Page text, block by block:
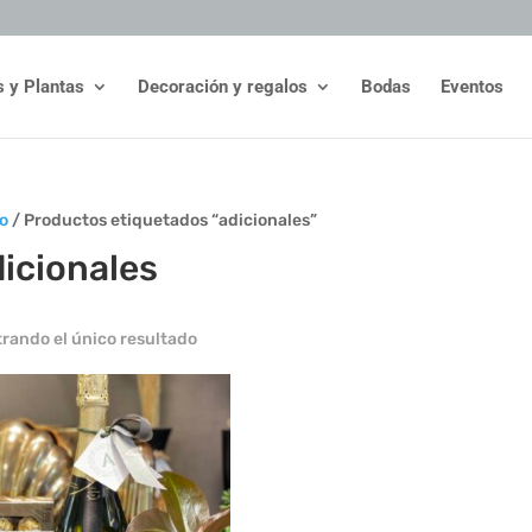
y Plantas Decoración y regalos Bodas Eventos
/ Productos etiquetados “adicionales”
el único resultado